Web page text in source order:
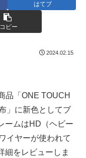
はてブ
コピー
2024.02.15
品「ONE TOUCH
」に新色としてブ
ームはHD（ヘビー
イヤーが使われて
細をレビューしま